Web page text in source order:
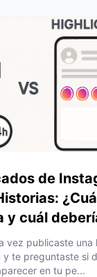
de
y cuál
vez publicaste una
y te preguntaste si
en tu pe...